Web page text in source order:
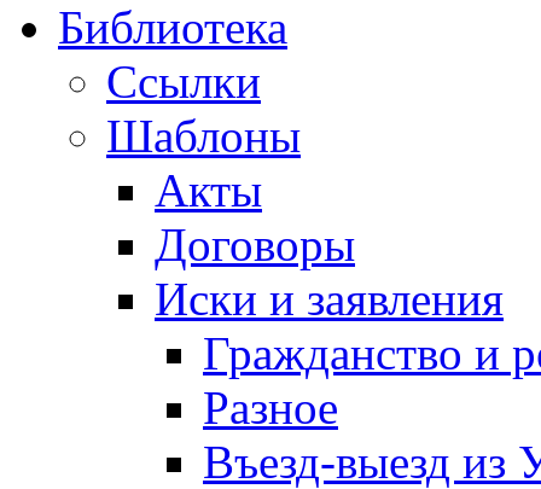
Библиотека
Ссылки
Шаблоны
Акты
Договоры
Иски и заявления
Гражданство и
Разное
Въезд-выезд из